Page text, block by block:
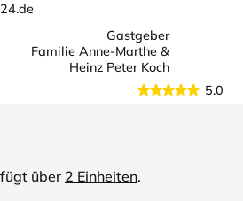
Gastgeber
Familie Anne-Marthe &
Heinz Peter Koch
5.0
über 2 Einheiten.